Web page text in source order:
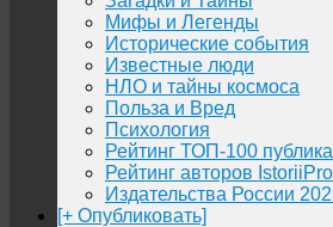
Мифы и Легенды
Исторические события
Известные люди
НЛО и тайны космоса
Польза и Вред
Психология
Рейтинг ТОП-100
Рейтинг авторов
Издательства России
[+ Опубликовать]